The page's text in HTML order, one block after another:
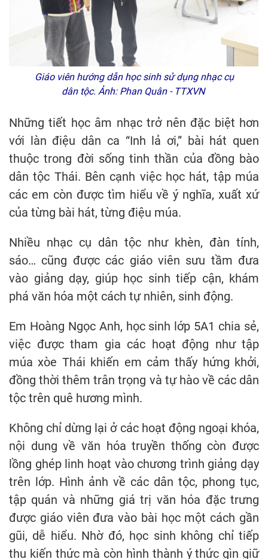
Giáo viên hướng dẫn học sinh sử dụng nhạc cụ
dân tộc. Ảnh: Phan Quân - TTXVN
Những tiết học âm nhạc trở nên đặc biệt hơn
với làn điệu dân ca “Inh lả ơi,” bài hát quen
thuộc trong đời sống tinh thần của đồng bào
dân tộc Thái. Bên cạnh việc học hát, tập múa
các em còn được tìm hiểu về ý nghĩa, xuất xứ
của từng bài hát, từng điệu múa.
Nhiều nhạc cụ dân tộc như khèn, đàn tính,
sáo… cũng được các giáo viên sưu tầm đưa
vào giảng dạy, giúp học sinh tiếp cận, khám
phá văn hóa một cách tự nhiên, sinh động.
Em Hoàng Ngọc Anh, học sinh lớp 5A1 chia sẻ,
việc được tham gia các hoạt động như tập
múa xòe Thái khiến em cảm thấy hứng khởi,
đồng thời thêm trân trọng và tự hào về các dân
tộc trên quê hương mình.
Không chỉ dừng lại ở các hoạt động ngoại khóa,
nội dung về văn hóa truyền thống còn được
lồng ghép linh hoạt vào chương trình giảng dạy
trên lớp. Hình ảnh về các dân tộc, phong tục,
tập quán và những giá trị văn hóa đặc trưng
được giáo viên đưa vào bài học một cách gần
gũi, dễ hiểu. Nhờ đó, học sinh không chỉ tiếp
thu kiến thức mà còn hình thành ý thức gìn giữ